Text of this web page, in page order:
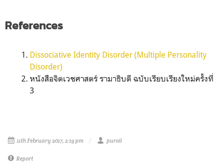
References
Dissociative Identity Disorder (Multiple Personality
Disorder)
หนังสือจิตเวชศาสตร์ รามาธิบดี ฉบับเรียบเรียงใหม่ครั้งที่
3
11th February 2017, 2:19 pm puroii
Report